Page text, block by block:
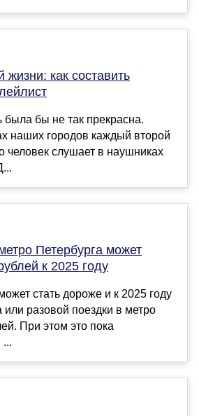
как составить
была бы не так прекрасна.
наших городов каждый второй
слушает в наушниках
Петербурга может
к 2025 году
стать дороже и к 2025 году
или разовой поездки в метро
При этом это пока
...